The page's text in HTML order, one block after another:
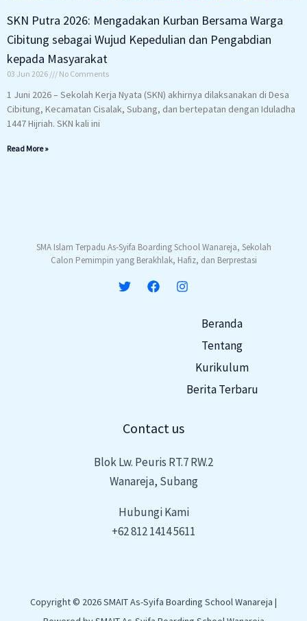
SKN Putra 2026: Mengadakan Kurban Bersama Warga
Cibitung sebagai Wujud Kepedulian dan Pengabdian
kepada Masyarakat
03 Jun 2026 No Comments
1 Juni 2026 – Sekolah Kerja Nyata (SKN) akhirnya dilaksanakan di Desa
Cibitung, Kecamatan Cisalak, Subang, dan bertepatan dengan Iduladha
1447 Hijriah. SKN kali ini
Read More »
SMA Islam Terpadu As-Syifa Boarding School Wanareja, Sekolah
Calon Pemimpin yang Berakhlak, Hafiz, dan Berprestasi
Beranda
Tentang
Kurikulum
Berita Terbaru
Contact us
Blok Lw. Peuris RT.7 RW.2
Wanareja, Subang
Hubungi Kami
+62 812 1414 5611
Copyright © 2026 SMAIT As-Syifa Boarding School Wanareja |